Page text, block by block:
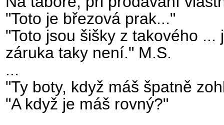
"Toto je březová prak..."
"Toto jsou šišky z takového
záruka taky není." M.S.
...
"Ty boty, když máš špatně
"A když je máš rovný?"